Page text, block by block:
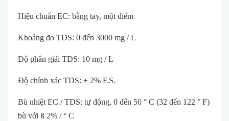
Hiệu chuẩn EC: bằng tay, một điểm
Khoảng đo TDS: 0 đến 3000 mg / L
Độ phân giải TDS: 10 mg / L
Độ chính xác TDS: ± 2% F.S.
Bù nhiệt EC / TDS: tự động, 0 đến 50 ° C (32 đến 122 ° F)
bù với ß 2% / ° C